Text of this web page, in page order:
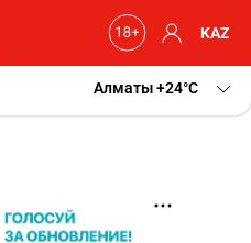
KAZ
Алматы+24 C